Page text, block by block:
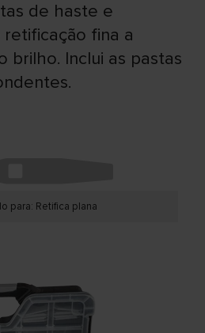
de haste e
fina a
brilho. Inclui as pastas
para: Retifica plana